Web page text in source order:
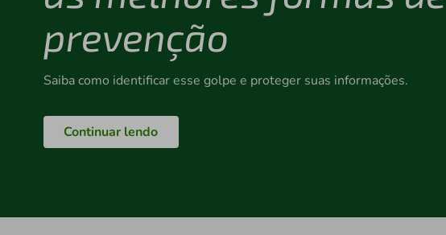
prevenção
Saiba como identificar esse golpe e proteger suas informações.
Continuar lendo